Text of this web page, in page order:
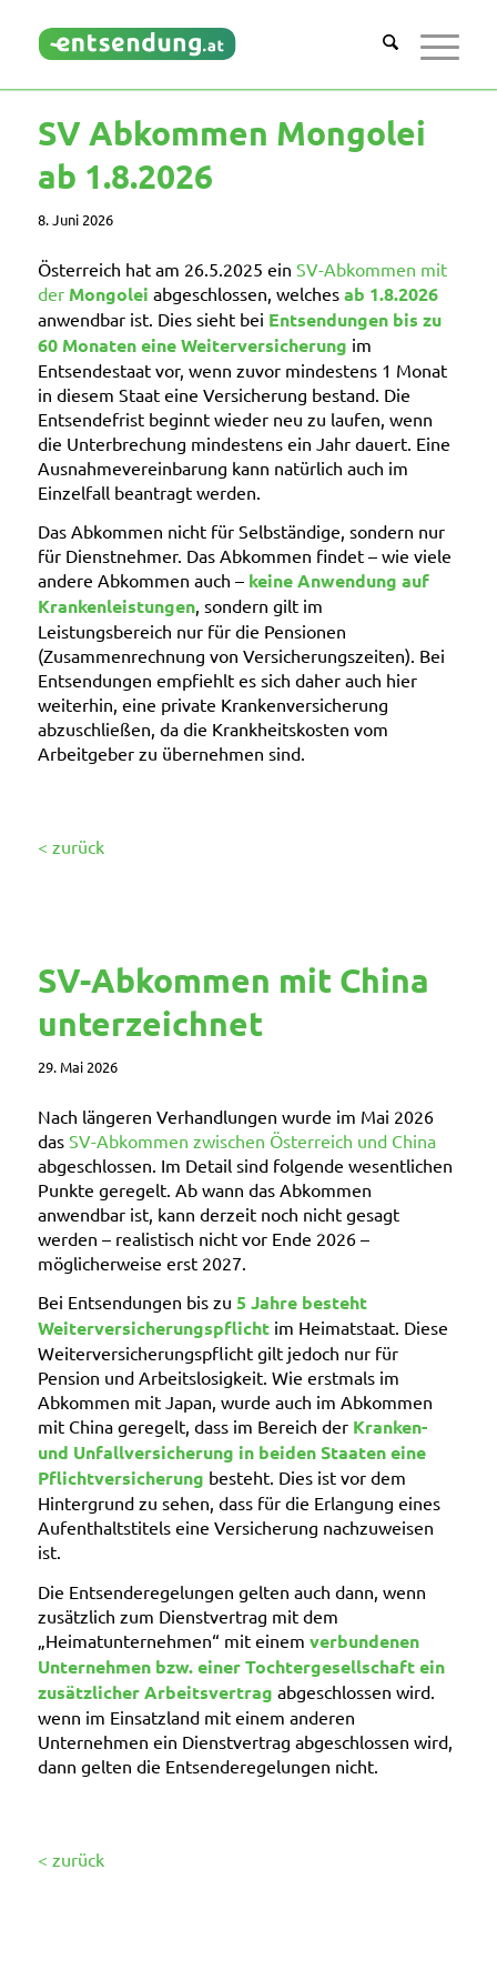
SV Abkommen Mongolei
ab 1.8.2026
8. Juni 2026
Österreich hat am 26.5.2025 ein SV-Abkommen mit
der Mongolei abgeschlossen, welches ab 1.8.2026
anwendbar ist. Dies sieht bei Entsendungen bis zu
60 Monaten eine Weiterversicherung im
Entsendestaat vor, wenn zuvor mindestens 1 Monat
in diesem Staat eine Versicherung bestand. Die
Entsendefrist beginnt wieder neu zu laufen, wenn
die Unterbrechung mindestens ein Jahr dauert. Eine
Ausnahmevereinbarung kann natürlich auch im
Einzelfall beantragt werden.
Das Abkommen nicht für Selbständige, sondern nur
für Dienstnehmer. Das Abkommen findet – wie viele
andere Abkommen auch – keine Anwendung auf
Krankenleistungen, sondern gilt im
Leistungsbereich nur für die Pensionen
(Zusammenrechnung von Versicherungszeiten). Bei
Entsendungen empfiehlt es sich daher auch hier
weiterhin, eine private Krankenversicherung
abzuschließen, da die Krankheitskosten vom
Arbeitgeber zu übernehmen sind.
< zurück
SV-Abkommen mit China
unterzeichnet
29. Mai 2026
Nach längeren Verhandlungen wurde im Mai 2026
das SV-Abkommen zwischen Österreich und China
abgeschlossen. Im Detail sind folgende wesentlichen
Punkte geregelt. Ab wann das Abkommen
anwendbar ist, kann derzeit noch nicht gesagt
werden – realistisch nicht vor Ende 2026 –
möglicherweise erst 2027.
Bei Entsendungen bis zu 5 Jahre besteht
Weiterversicherungspflichtim Heimatstaat. Diese
Weiterversicherungspflicht gilt jedoch nur für
Pension und Arbeitslosigkeit. Wie erstmals im
Abkommen mit Japan, wurde auch im Abkommen
mit China geregelt, dass im Bereich der Kranken-
und Unfallversicherung in beiden Staaten eine
Pflichtversicherung besteht. Dies ist vor dem
Hintergrund zu sehen, dass für die Erlangung eines
Aufenthaltstitels eine Versicherung nachzuweisen
ist.
Die Entsenderegelungen gelten auch dann, wenn
zusätzlich zum Dienstvertrag mit dem
„Heimatunternehmen“ mit einem verbundenen
Unternehmen bzw. einer Tochtergesellschaft ein
zusätzlicher Arbeitsvertrag abgeschlossen wird.
wenn im Einsatzland mit einem anderen
Unternehmen ein Dienstvertrag abgeschlossen wird,
dann gelten die Entsenderegelungen nicht.
< zurück